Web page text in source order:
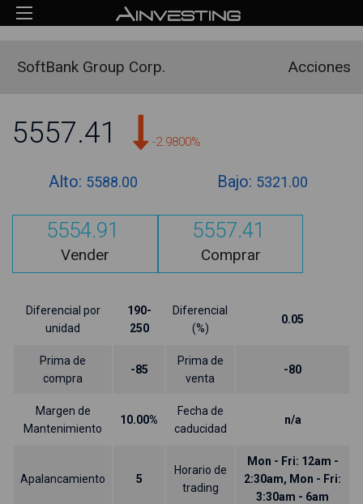
SoftBank Group Corp. Acciones
5557.41 -2.9800%
Alto: 5588.00 Bajo: 5321.00
5554.91
Vender
5557.41
Comprar
Diferencial por
unidad
190-
250
Diferencial
(%)
0.05
Prima de
compra
-85
Prima de
venta
-80
Margen de
Mantenimiento
10.00%
Fecha de
caducidad
n/a
Apalancamiento 5
Horario de
trading
Mon - Fri: 12am -
2:30am, Mon - Fri:
3:30am - 6am